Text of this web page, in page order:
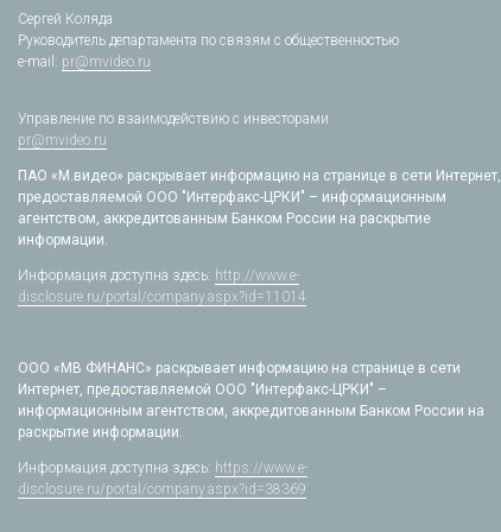
Сергей Коляда
Руководитель департамента по связям с общественностью
e-mail: pr@mvideo.ru
Управление по взаимодействию с инвесторами
pr@mvideo.ru
ПАО «М.видео» раскрывает информацию на странице в сети Интернет,
предоставляемой ООО "Интерфакс-ЦРКИ" – информационным
агентством, аккредитованным Банком России на раскрытие
информации.
Информация доступна здесь: http://www.e-
disclosure.ru/portal/company.aspx?id=11014
ООО «МВ ФИНАНС» раскрывает информацию на странице в сети
Интернет, предоставляемой ООО "Интерфакс-ЦРКИ" –
информационным агентством, аккредитованным Банком России на
раскрытие информации.
Информация доступна здесь: https://www.e-
disclosure.ru/portal/company.aspx?id=38369